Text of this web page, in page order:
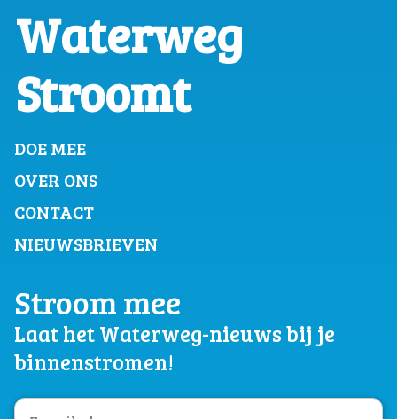
Waterweg
Stroomt
DOE MEE
OVER ONS
CONTACT
NIEUWSBRIEVEN
Stroom mee
Laat het Waterweg-nieuws bij je
binnenstromen!